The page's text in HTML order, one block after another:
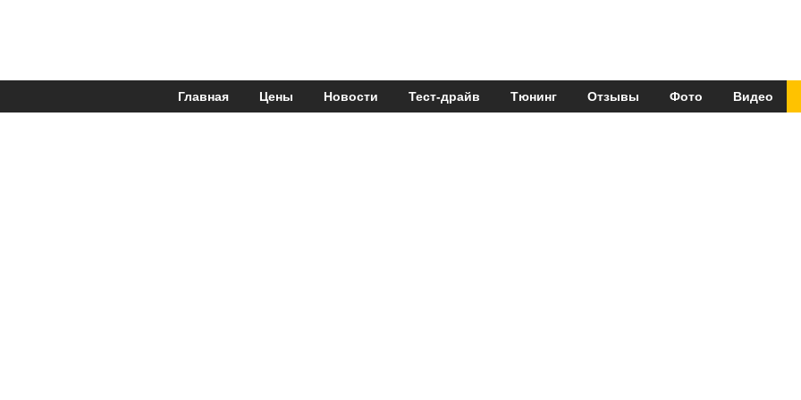
Главная Цены Новости Тест-драйв Тюнинг Отзывы Фото Видео